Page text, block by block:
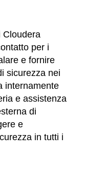
Cloudera
per i
e fornire
sicurezza nei
internamente
e assistenza
di
e
in tutti i